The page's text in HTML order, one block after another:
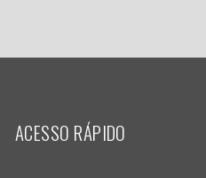
ACESSO RÁPIDO